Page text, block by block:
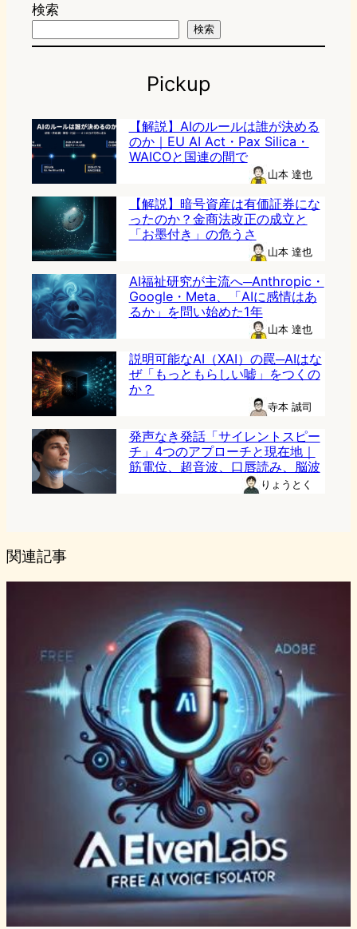
検索
検索
Pickup
【解説】AIのルールは誰が決める
のか｜EU AI Act・Pax Silica・
WAICOと国連の間で
山本 達也
【解説】暗号資産は有価証券にな
ったのか？金商法改正の成立と
「お墨付き」の危うさ
山本 達也
AI福祉研究が主流へ─Anthropic・
Google・Meta、「AIに感情はあ
るか」を問い始めた1年
山本 達也
説明可能なAI（XAI）の罠─AIはな
ぜ「もっともらしい嘘」をつくの
か？
寺本 誠司
発声なき発話「サイレントスピー
チ」4つのアプローチと現在地｜
筋電位、超音波、口唇読み、脳波
りょうとく
関連記事